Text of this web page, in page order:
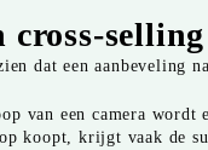
cross-selling
dat een aanbeveling
van een camera
koopt, krijgt vaak de